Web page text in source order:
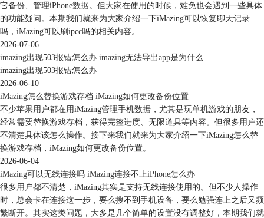
它备份、管理iPhone数据。但大家在使用的时候，难免也会遇到一些具体
的功能疑问。本期我们就来为大家介绍一下iMazing可以恢复聊天记录
吗，iMazing可以刷ipcc吗的相关内容。
2026-07-06
imazing出现503报错怎么办 imazing无法导出app是为什么
imazing出现503报错怎么办
2026-06-10
iMazing怎么替换游戏存档 iMazing如何更改备份位置
不少苹果用户都在用iMazing管理手机数据，尤其是玩单机游戏的朋友，
经常需要替换游戏存档，获得完整进度、无限道具等内容。但很多用户还
不清楚具体该怎么操作。接下来我们就来为大家介绍一下iMazing怎么替
换游戏存档，iMazing如何更改备份位置。
2026-06-04
iMazing可以无线连接吗 iMazing连接不上iPhone怎么办
很多用户都不清楚，iMazing其实是支持无线连接使用的。但不少人操作
时，总会卡在连接这一步，要么搜不到手机设备，要么勉强连上之后又频
繁断开。其实这类问题，大多是几个简单的设置没有调整好，本期我们就